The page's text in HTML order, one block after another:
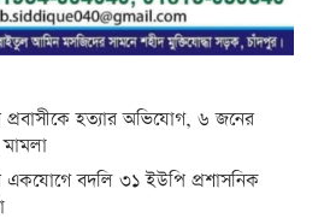
প্রবাসীকে হত্যার অভিযোগ, ৬ জনের
একযোগে বদলি ৩১ ইউপি প্রশাসনিক